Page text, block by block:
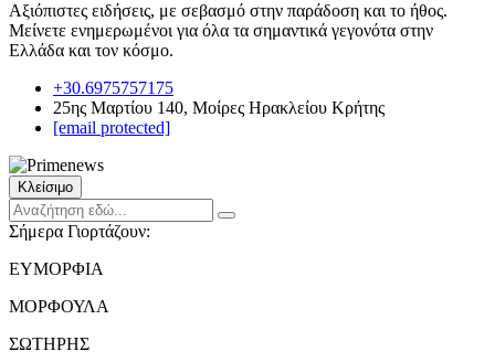
Αξιόπιστες ειδήσεις, με σεβασμό στην παράδοση και το ήθος.
Μείνετε ενημερωμένοι για όλα τα σημαντικά γεγονότα στην
Ελλάδα και τον κόσμο.
+30.6975757175
25ης Μαρτίου 140, Μοίρες Ηρακλείου Κρήτης
[email protected]
Κλείσιμο
Σήμερα Γιορτάζουν:
ΕΥΜΟΡΦΙΑ
ΜΟΡΦΟΥΛΑ
ΣΩΤΗΡΗΣ